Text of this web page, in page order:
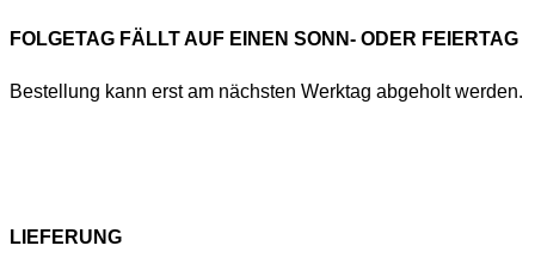
FOLGETAG FÄLLT AUF EINEN SONN- ODER FEIERTAG
Bestellung kann erst am nächsten Werktag abgeholt werden.
LIEFERUNG